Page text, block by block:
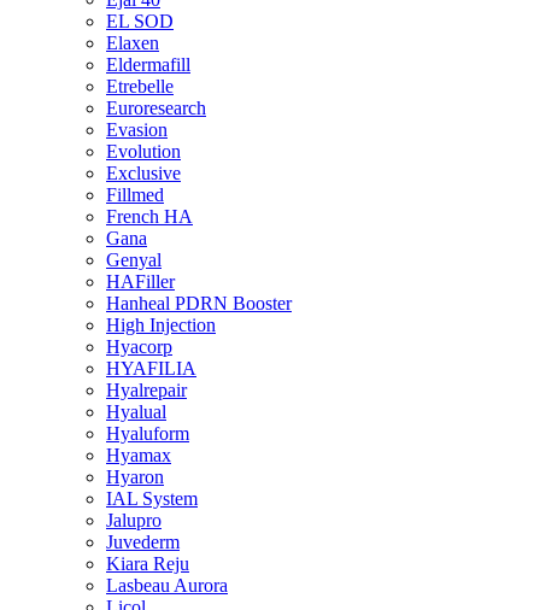
EL SOD
Elaxen
Eldermafill
Etrebelle
Euroresearch
Evasion
Evolution
Exclusive
Fillmed
French HA
Gana
Genyal
HAFiller
Hanheal PDRN Booster
High Injection
Hyacorp
HYAFILIA
Hyalrepair
Hyalual
Hyaluform
Hyamax
Hyaron
IAL System
Jalupro
Juvederm
Kiara Reju
Lasbeau Aurora